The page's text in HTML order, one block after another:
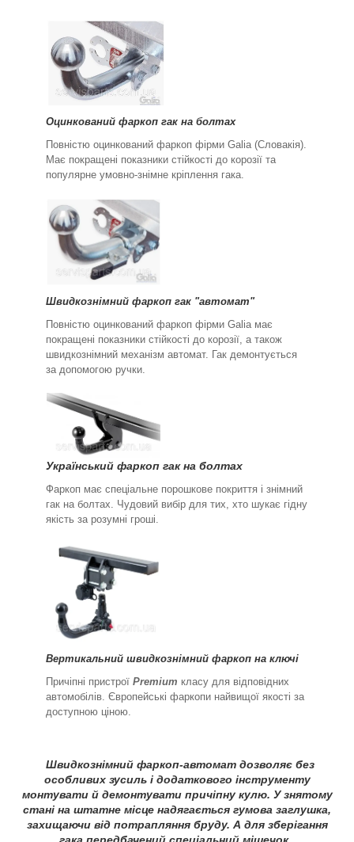
Оцинкований фаркоп гак на болтах
Повністю оцинкований фаркоп фірми Galia (Словакія).
Має покращені показники стійкості до корозії та
популярне умовно-знімне кріплення гака.
Швидкознімний фаркоп гак "автомат"
Повністю оцинкований фаркоп фірми Galia має
покращені показники стійкості до корозії, а також
швидкознімний механізм автомат. Гак демонтується
за допомогою ручки.
Український фаркоп гак на болтах
Фаркоп має спеціальне порошкове покриття і знімний
гак на болтах. Чудовий вибір для тих, хто шукає гідну
якість за розумні гроші.
Вертикальний швидкознімний фаркоп на ключі
Причіпні пристрої Premium класу для відповідних
автомобілів. Європейські фаркопи найвищої якості за
доступною ціною.
Швидкознімний фаркоп-автомат дозволяє без
особливих зусиль і додаткового інструменту
монтувати й демонтувати причіпну кулю. У знятому
стані на штатне місце надягається гумова заглушка,
захищаючи від потрапляння бруду. А для зберігання